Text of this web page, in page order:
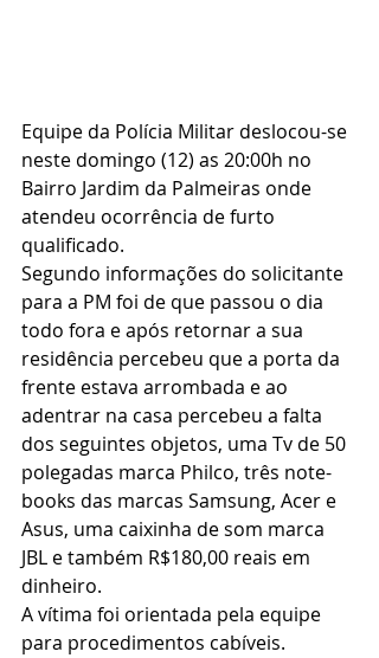
Equipe da Polícia Militar deslocou-se
neste domingo (12) as 20:00h no
Bairro Jardim da Palmeiras onde
atendeu ocorrência de furto
qualificado.
Segundo informações do solicitante
para a PM foi de que passou o dia
todo fora e após retornar a sua
residência percebeu que a porta da
frente estava arrombada e ao
adentrar na casa percebeu a falta
dos seguintes objetos, uma Tv de 50
polegadas marca Philco, três note-
books das marcas Samsung, Acer e
Asus, uma caixinha de som marca
JBL e também R$180,00 reais em
dinheiro.
A vítima foi orientada pela equipe
para procedimentos cabíveis.